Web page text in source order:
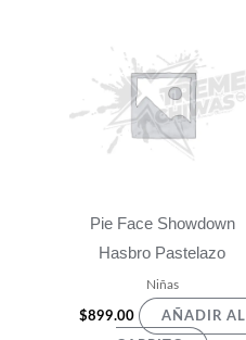
Pie Face Showdown
Hasbro Pastelazo
Niñas
$899.00 AÑADIR AL